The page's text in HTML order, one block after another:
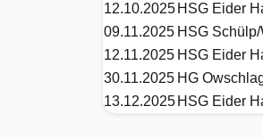
12.10.2025 HSG Eider
09.11.2025 HSG
12.11.2025 HSG Eider
30.11.2025 HG
13.12.2025 HSG Eider